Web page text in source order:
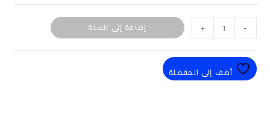
-
+ إضافة إلى السلة
أضف إلى المفضلة